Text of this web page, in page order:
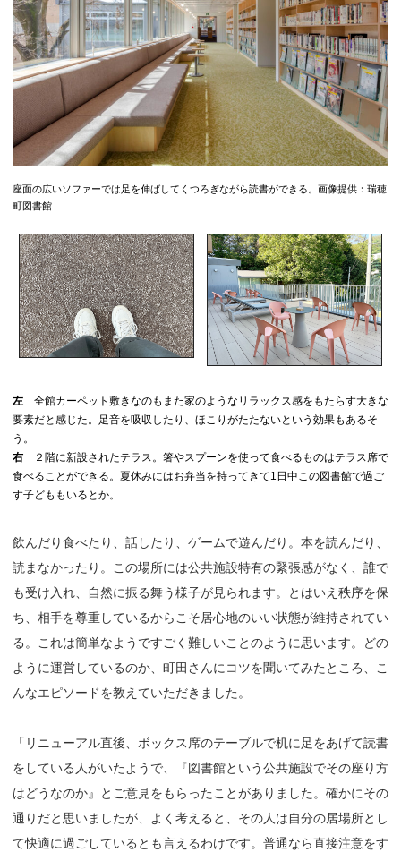
座面の広いソファーでは足を伸ばしてくつろぎながら読書ができる。画像提供：瑞穂
町図書館
左 全館カーペット敷きなのもまた家のようなリラックス感をもたらす大きな
要素だと感じた。足音を吸収したり、ほこりがたたないという効果もあるそ
う。
右
２階に新設されたテラス。箸やスプーンを使って食べるものはテラス席で
食べることができる。夏休みにはお弁当を持ってきて1日中この図書館で過ご
す子どももいるとか。
飲んだり食べたり、話したり、ゲームで遊んだり。本を読んだり、
読まなかったり。この場所には公共施設特有の緊張感がなく、誰で
も受け入れ、自然に振る舞う様子が見られます。とはいえ秩序を保
ち、相手を尊重しているからこそ居心地のいい状態が維持されてい
る。これは簡単なようですごく難しいことのように思います。どの
ように運営しているのか、町田さんにコツを聞いてみたところ、こ
んなエピソードを教えていただきました。
「リニューアル直後、ボックス席のテーブルで机に足をあげて読書
をしている人がいたようで、『図書館という公共施設でその座り方
はどうなのか』とご意見をもらったことがありました。確かにその
通りだと思いましたが、よく考えると、その人は自分の居場所とし
て快適に過ごしているとも言えるわけです。普通なら直接注意をす